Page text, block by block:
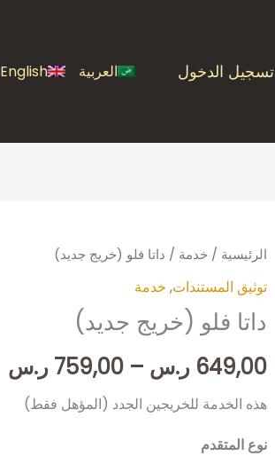
تسجيل الدخول العربية English
الرئيسية / خدمة / داتا فلو (خريج جديد)
توثيق المستندات, خدمة
داتا فلو (خريج جديد)
649,00 ر.س –
759,00 ر.س
هذه الخدمة للخريجين الجدد (المؤهل فقط)
نوع المتقدم
كمية
داتا
(خريج
جديد)